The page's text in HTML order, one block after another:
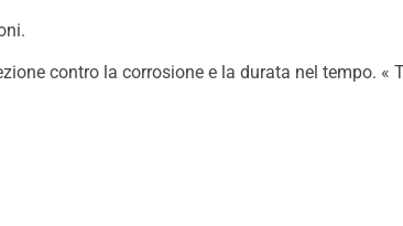
contro la corrosione e la durata nel tempo. «